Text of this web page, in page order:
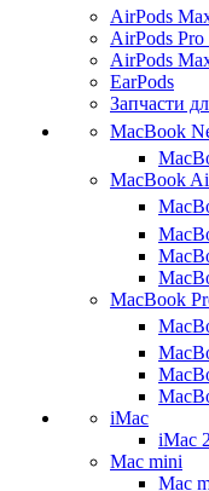
AirPods
AirPods Pro
AirPods
EarPods
Запчасти
MacBook
MacBook
MacBook
iMac
iMac
Mac mini
Mac